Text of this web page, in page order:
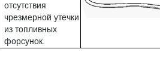
отсутствия
чрезмерной утечки
из топливных
форсунок.